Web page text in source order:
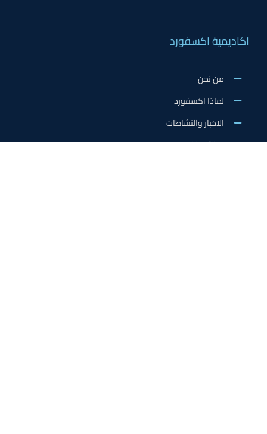
اكاديمية اكسفورد
من نحن
لماذا اكسفورد
الاخبار والنشاطات
وظائف اكسفورد